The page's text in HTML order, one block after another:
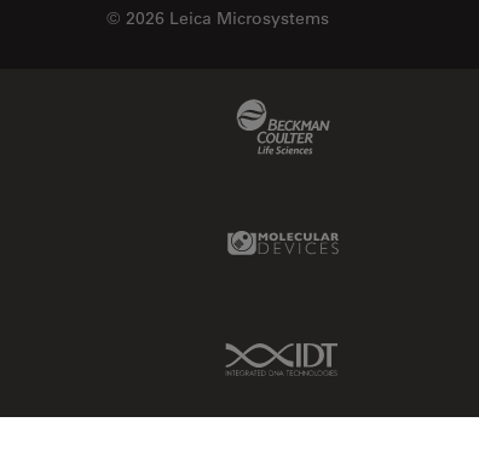
© 2026 Leica Microsystems
Molecular Devices Link
IDT Link